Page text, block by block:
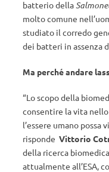
batterio della
molto comune
studiato il corredo
dei batteri in assenza
Ma perché andare
“Lo scopo della
consentire la vita nello
l’essere umano
risponde Vittorio
della ricerca
attualmente all’ESA,